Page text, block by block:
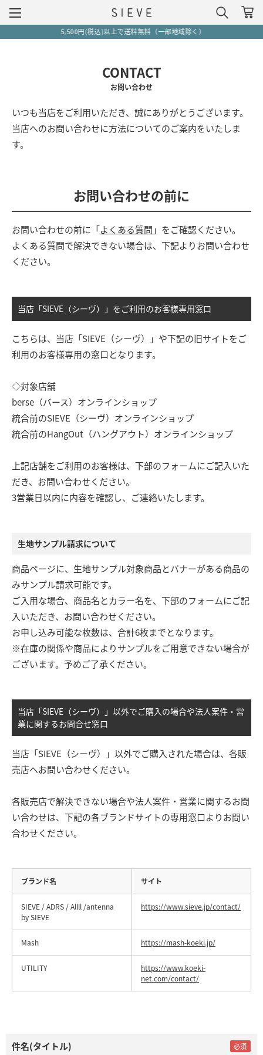
5,500円(税込)以上で送料無料（一部地域除く）
CONTACT
お問い合わせ
いつも当店をご利用いただき、誠にありがとうございます。
当店へのお問い合わせに方法についてのご案内をいたしま
す。
お問い合わせの前に
お問い合わせの前に「よくある質問 」をご確認ください。
よくある質問で解決できない場合は、下記よりお問い合わせ
ください。
当店「SIEVE（シーヴ）」をご利用のお客様専用窓口
こちらは、当店「SIEVE（シーヴ）」や下記の旧サイトをご
利用のお客様専用の窓口となります。
◇対象店舗
berse（バース）オンラインショップ
統合前のSIEVE（シーヴ）オンラインショップ
統合前のHangOut（ハングアウト）オンラインショップ
上記店舗をご利用のお客様は、下部のフォームにご記入いた
だき、お問い合わせください。
3営業日以内に内容を確認し、ご連絡いたします。
生地サンプル請求について
商品ページに、生地サンプル対象商品とバナーがある商品の
みサンプル請求可能です。
ご入用な場合、商品名とカラー名を、下部のフォームにご記
入いただき、お問い合わせください。
お申し込み可能な枚数は、合計6枚までとなります。
※在庫の関係や商品によりサンプルをご用意できない場合が
ございます。予めご了承ください。
当店「SIEVE（シーヴ）」以外でご購入の場合や法人案件・営
業に関するお問合せ窓口
当店「SIEVE（シーヴ）」以外でご購入された場合は、各販
売店へお問い合わせください。
各販売店で解決できない場合や法人案件・営業に関するお問
い合わせは、下記の各ブランドサイトの専用窓口よりお問い
合わせください。
ブランド名 サイト
SIEVE / ADRS / Allll /antenna
by SIEVE
https://www.sieve.jp/contact/
Mash https://mash-koeki.jp/
UTILITY
https://www.koeki-
net.com/contact/
件名(タイトル)